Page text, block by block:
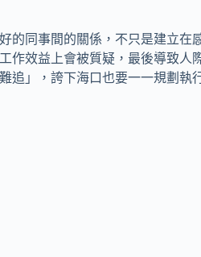
的同事間的關係，不只是建立在
作效益上會被質疑，最後導致人
追」，誇下海口也要一一規劃執